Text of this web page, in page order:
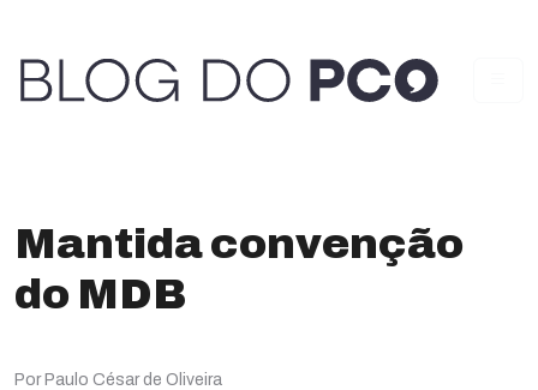
Mantida convenção
do MDB
Por Paulo César de Oliveira